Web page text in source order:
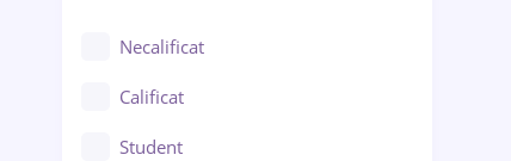
Chimie / Biochimie
Confecții / Design vestimentar
Construcții / Instalații
Necalificat
Calificat
Student